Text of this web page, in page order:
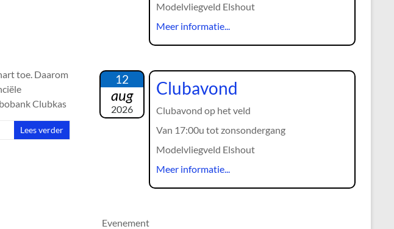
toe. Daarom
Clubkas
Lees verder
Modelvliegveld Elshout
Meer informatie...
12
aug
2026
Clubavond
Clubavond op het veld
Van 17:00u tot zonsondergang
Modelvliegveld Elshout
Meer informatie...
Evenement